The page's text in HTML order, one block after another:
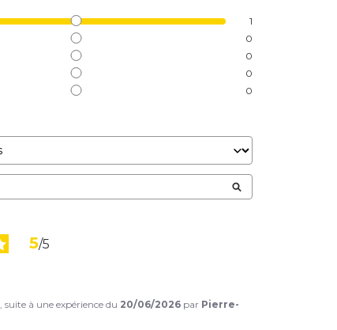
1
0
0
0
0
5/5
, suite à une expérience du 20/06/2026 par Pierre-